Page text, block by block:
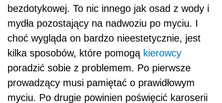
bezdotykowej. To nic innego jak osad z wody i
mydła pozostający na nadwoziu po myciu. I
choć wygląda on bardzo nieestetycznie, jest
kilka sposobów, które pomogą kierowcy
poradzić sobie z problemem. Po pierwsze
prowadzący musi pamiętać o prawidłowym
myciu. Po drugie powinien poświęcić karoserii